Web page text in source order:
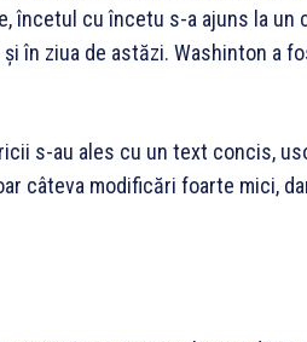
încetul cu încetu s-a ajuns la un
în ziua de astăzi. Washinton a
s-au ales cu un text concis,
câteva modificări foarte mici,